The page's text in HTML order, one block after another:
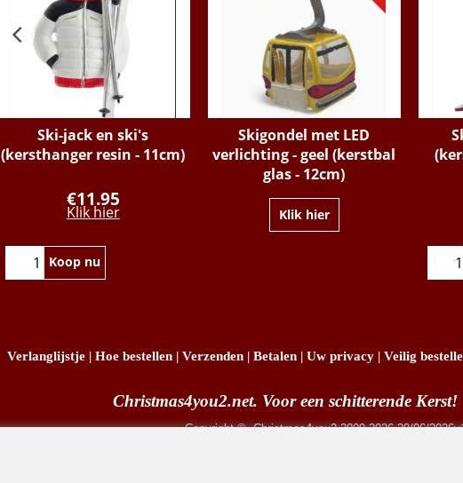
Ski-jack en ski's
(kersthanger resin - 11cm)
€11.95
Klik hier
Koop nu
Skigondel met LED
verlichting - geel (kerstbal
glas - 12cm)
Klik hier
Verlanglijstje | Hoe bestellen | Verzenden | Betalen | Uw privacy | Veilig
Christmas4you2.net. Voor een schitterende Kerst!
Copyright© Christmas4you2 2009-2026 29/06/